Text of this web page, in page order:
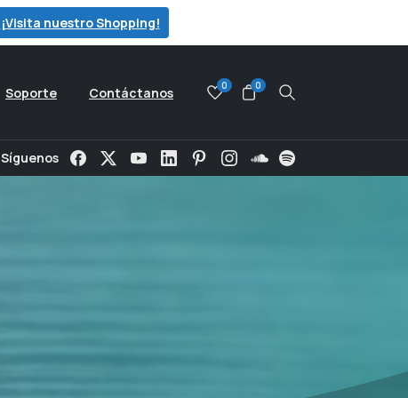
¡Visita nuestro Shopping!
Soporte Contáctanos 0 0
Search
Síguenos